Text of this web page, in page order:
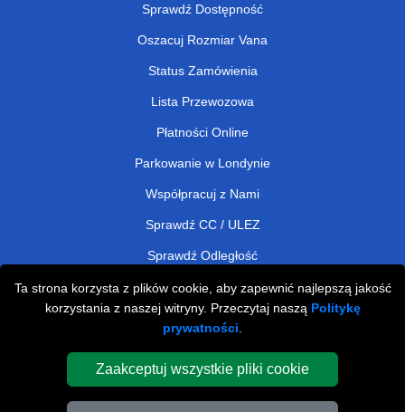
Ta strona korzysta z plików cookie, aby zapewnić najlepszą jakość
korzystania z naszej witryny. Przeczytaj naszą Politykę
prywatności
Zaakceptuj wszystkie pliki cookie
Sprawdź Dostępność
Oszacuj Rozmiar Vana
Status Zamówienia
Lista Przewozowa
Płatności Online
Parkowanie w Londynie
Współpracuj z Nami
Sprawdź CC / ULEZ
Sprawdź Odległość
Man and Van Removals